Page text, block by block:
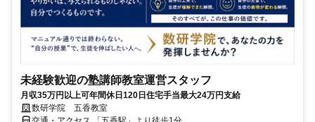
未経験歓迎の塾講師教室運営スタッフ
月収35万円以上可年間休日120日住宅手当最大24万円支給
数研学院 五香教室